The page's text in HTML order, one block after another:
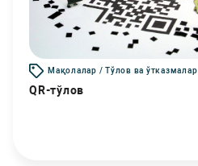
Мақолалар / Тўлов ва ўтказмалар
QR-тўлов